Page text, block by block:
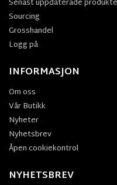
Senast uppdaterade
Sourcing
Grosshandel
Logg på
INFORMASJON
Om oss
Vår Butikk
Nyheter
Nyhetsbrev
Åpen cookiekontrol
NYHETSBREV